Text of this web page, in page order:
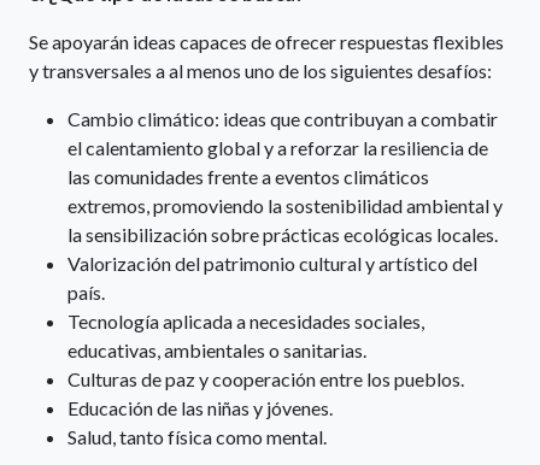
Se apoyarán ideas capaces de ofrecer respuestas flexibles
y transversales a al menos uno de los siguientes desafíos:
Cambio climático: ideas que contribuyan a combatir
el calentamiento global y a reforzar la resiliencia de
las comunidades frente a eventos climáticos
extremos, promoviendo la sostenibilidad ambiental y
la sensibilización sobre prácticas ecológicas locales.
Valorización del patrimonio cultural y artístico del
país.
Tecnología aplicada a necesidades sociales,
educativas, ambientales o sanitarias.
Culturas de paz y cooperación entre los pueblos.
Educación de las niñas y jóvenes.
Salud, tanto física como mental.